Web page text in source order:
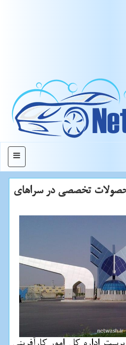
منو
تخصصی در سراهای